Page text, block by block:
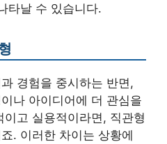
타날 수 있습니다.
경험을 중시하는 반면,
나 아이디어에 더 관심을
고 실용적이라면, 직관형
. 이러한 차이는 상황에